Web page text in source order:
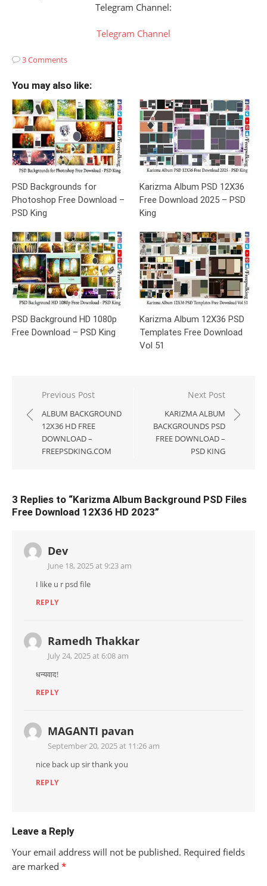
Telegram Channel:
Telegram Channel
3 Comments
You may also like:
PSD Backgrounds for
Photoshop Free Download –
PSD King
Karizma Album PSD 12X36
Free Download 2025 – PSD
King
PSD Background HD 1080p
Free Download – PSD King
Karizma Album 12X36 PSD
Templates Free Download
Vol 51
Post
navigation
Previous Post
ALBUM BACKGROUND
12X36 HD FREE
DOWNLOAD –
FREEPSDKING.COM
Next Post
KARIZMA ALBUM
BACKGROUNDS PSD
FREE DOWNLOAD –
PSD KING
3 Replies to “Karizma Album Background PSD Files
Free Download 12X36 HD 2023”
Dev
June 18, 2025 at 9:23 am
I like u r psd file
REPLY
Ramedh Thakkar
July 24, 2025 at 6:08 am
धन्यवाद!
REPLY
MAGANTI pavan
September 20, 2025 at 11:26 am
nice back up sir thank you
REPLY
Leave a Reply
Your email address will not be published. Required fields
are marked *